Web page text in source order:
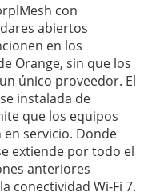
con
abiertos
en los
Orange, sin que los
único proveedor. El
instalada de
que los equipos
servicio. Donde
extiende por todo el
anteriores
conectividad Wi-Fi 7.